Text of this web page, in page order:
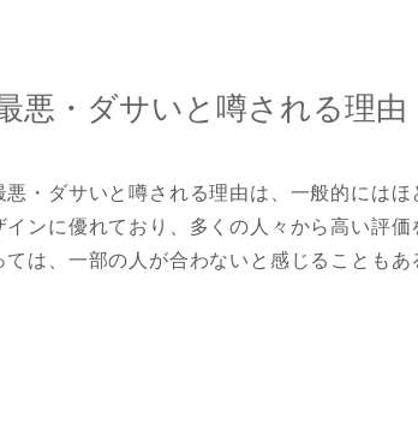
悪・ダサいと噂される理由
悪・ダサいと噂される理由は、一般的には
インに優れており、多くの人々から高い評価
は、一部の人が合わないと感じることもあ